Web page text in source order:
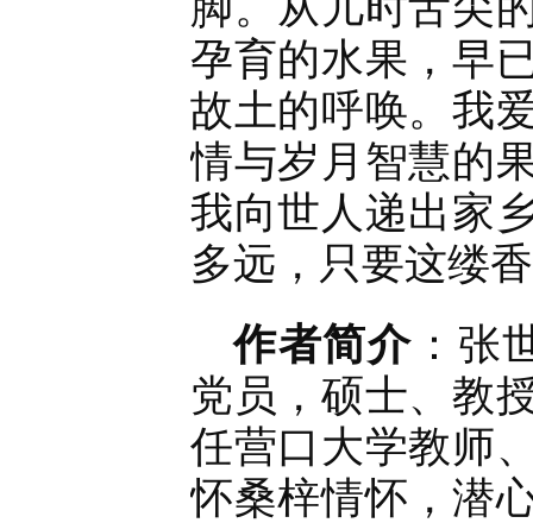
孕育的水果，早
故土的呼唤。我
情与岁月智慧的
我向世人递出家
多远，只要这缕
作者简介 ：张
党员，硕士、教
任营口大学教师
怀桑梓情怀，潜